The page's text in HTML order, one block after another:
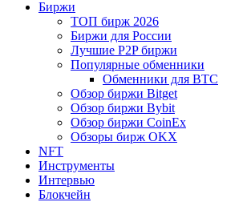
Биржи
ТОП бирж 2026
Биржи для России
Лучшие P2P биржи
Популярные обменники
Обменники для BTC
Обзор биржи Bitget
Обзор биржи Bybit
Обзор биржи CoinEx
Обзоры бирж OKX
NFT
Инструменты
Интервью
Блокчейн